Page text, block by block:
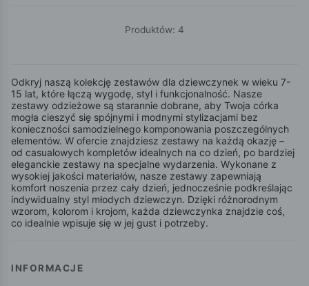
Produktów: 4
Odkryj naszą kolekcję zestawów dla dziewczynek w wieku 7-
15 lat, które łączą wygodę, styl i funkcjonalność. Nasze
zestawy odzieżowe są starannie dobrane, aby Twoja córka
mogła cieszyć się spójnymi i modnymi stylizacjami bez
konieczności samodzielnego komponowania poszczególnych
elementów. W ofercie znajdziesz zestawy na każdą okazję –
od casualowych kompletów idealnych na co dzień, po bardziej
eleganckie zestawy na specjalne wydarzenia. Wykonane z
wysokiej jakości materiałów, nasze zestawy zapewniają
komfort noszenia przez cały dzień, jednocześnie podkreślając
indywidualny styl młodych dziewczyn. Dzięki różnorodnym
wzorom, kolorom i krojom, każda dziewczynka znajdzie coś,
co idealnie wpisuje się w jej gust i potrzeby.
INFORMACJE